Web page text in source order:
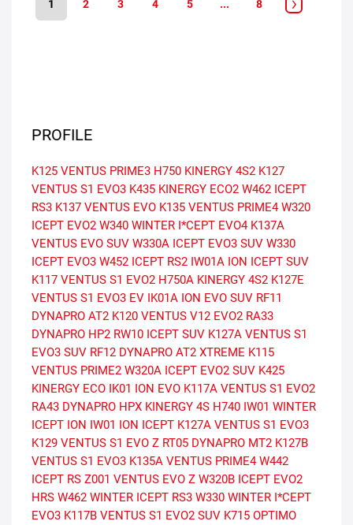
1 2 3 4 5 ... 8
PROFILE
K125 VENTUS PRIME3 H750 KINERGY 4S2 K127
VENTUS S1 EVO3 K435 KINERGY ECO2 W462 ICEPT
RS3 K137 VENTUS EVO K135 VENTUS PRIME4 W320
ICEPT EVO2 W340 WINTER I*CEPT EVO4 K137A
VENTUS EVO SUV W330A ICEPT EVO3 SUV W330
ICEPT EVO3 W452 ICEPT RS2 IW01A ION ICEPT SUV
K117 VENTUS S1 EVO2 H750A KINERGY 4S2 K127E
VENTUS S1 EVO3 EV IK01A ION EVO SUV RF11
DYNAPRO AT2 K120 VENTUS V12 EVO2 RA33
DYNAPRO HP2 RW10 ICEPT SUV K127A VENTUS S1
EVO3 SUV RF12 DYNAPRO AT2 XTREME K115
VENTUS PRIME2 W320A ICEPT EVO2 SUV K425
KINERGY ECO IK01 ION EVO K117A VENTUS S1 EVO2
RA43 DYNAPRO HPX KINERGY 4S H740 IW01 WINTER
ICEPT ION IW01 ION ICEPT K127A VENTUS S1 EVO3
K129 VENTUS S1 EVO Z RT05 DYNAPRO MT2 K127B
VENTUS S1 EVO3 K135A VENTUS PRIME4 W442
ICEPT RS Z001 VENTUS EVO Z W320B ICEPT EVO2
HRS W462 WINTER ICEPT RS3 W330 WINTER I*CEPT
EVO3 K117B VENTUS S1 EVO2 SUV K715 OPTIMO